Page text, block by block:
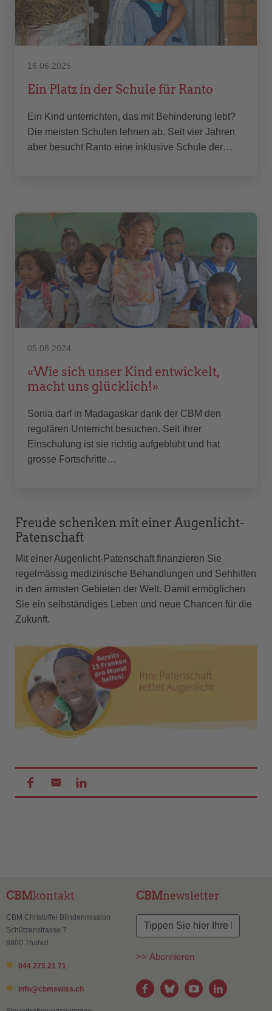
16.06.2025
Ein Platz in der Schule für Ranto
Ein Kind unterrichten, das mit Behinderung lebt?
Die meisten Schulen lehnen ab. Seit vier Jahren
aber besucht Ranto eine inklusive Schule der…
05.08.2024
«Wie sich unser Kind entwickelt,
macht uns glücklich!»
Sonia darf in Madagaskar dank der CBM den
regulären Unterricht besuchen. Seit ihrer
Einschulung ist sie richtig aufgeblüht und hat
grosse Fortschritte…
Freude schenken mit einer Augenlicht-
Patenschaft
Mit einer Augenlicht-Patenschaft finanzieren Sie
regelmässig medizinische Behandlungen und Sehhilfen
in den ärmsten Gebieten der Welt. Damit ermöglichen
Sie ein selbständiges Leben und neue Chancen für die
Zukunft.
CBMkontakt
CBM Christoffel Blindenmission
Schützenstrasse 7
8800 Thalwil
044 275 21 71
info@cbmswiss.ch
CBMnewsletter
>> Abonnieren